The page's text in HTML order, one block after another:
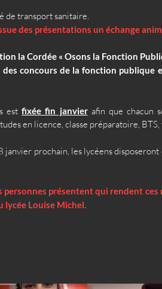
de transport sanitaire.
des présentations un échange
la Cordée « Osons la Fonction
concours de la fonction publique
est fixée fin janvier afin que chacun
en licence, classe préparatoire,
prochain, les lycéens disposeront
personnes présentent qui rendent
lycée Louise Michel.